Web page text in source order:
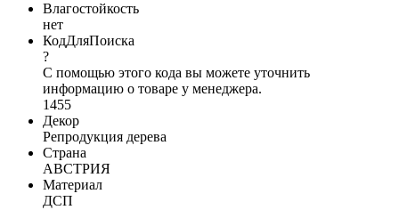
Влагостойкость
нет
КодДляПоиска
?
С помощью этого кода вы можете уточнить
информацию о товаре у менеджера.
1455
Декор
Репродукция дерева
Страна
АВСТРИЯ
Материал
ДСП